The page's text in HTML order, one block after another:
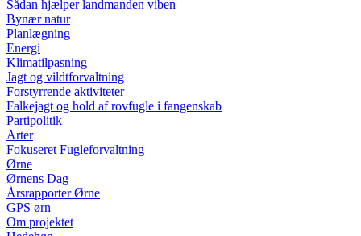
Sådan hjælper landmanden viben
Bynær natur
Planlægning
Energi
Klimatilpasning
Jagt og vildtforvaltning
Forstyrrende aktiviteter
Falkejagt og hold af rovfugle i fangenskab
Partipolitik
Arter
Fokuseret Fugleforvaltning
Ørne
Ørnens Dag
Årsrapporter Ørne
GPS ørn
Om projektet